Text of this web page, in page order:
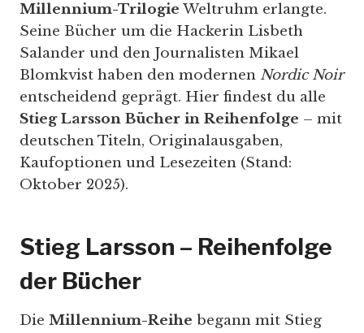
Millennium-Trilogie Weltruhm erlangte.
Seine Bücher um die Hackerin Lisbeth
Salander und den Journalisten Mikael
Blomkvist haben den modernen Nordic Noir
entscheidend geprägt. Hier findest du alle
Stieg Larsson Bücher in Reihenfolge – mit
deutschen Titeln, Originalausgaben,
Kaufoptionen und Lesezeiten (Stand:
Oktober 2025).
Stieg Larsson – Reihenfolge
der Bücher
Die Millennium-Reihe begann mit Stieg